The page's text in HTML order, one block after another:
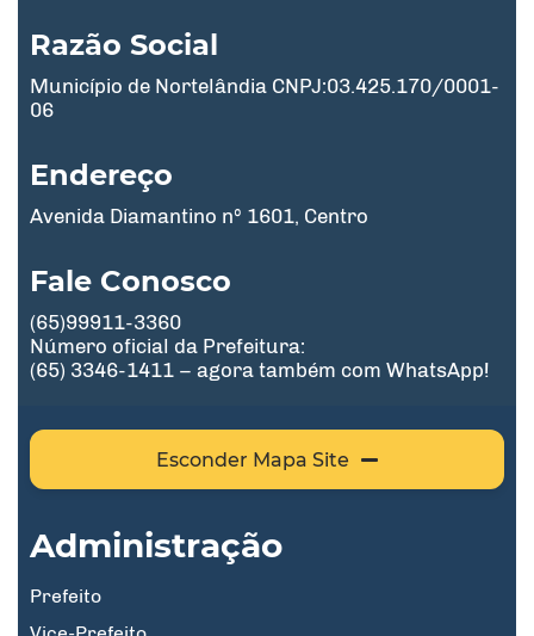
Razão Social
Município de Nortelândia CNPJ:03.425.170/0001-
06
Endereço
Avenida Diamantino nº 1601, Centro
Fale Conosco
(65)99911-3360
Número oficial da Prefeitura:
(65) 3346-1411 – agora também com WhatsApp!
Esconder Mapa Site
Administração
Prefeito